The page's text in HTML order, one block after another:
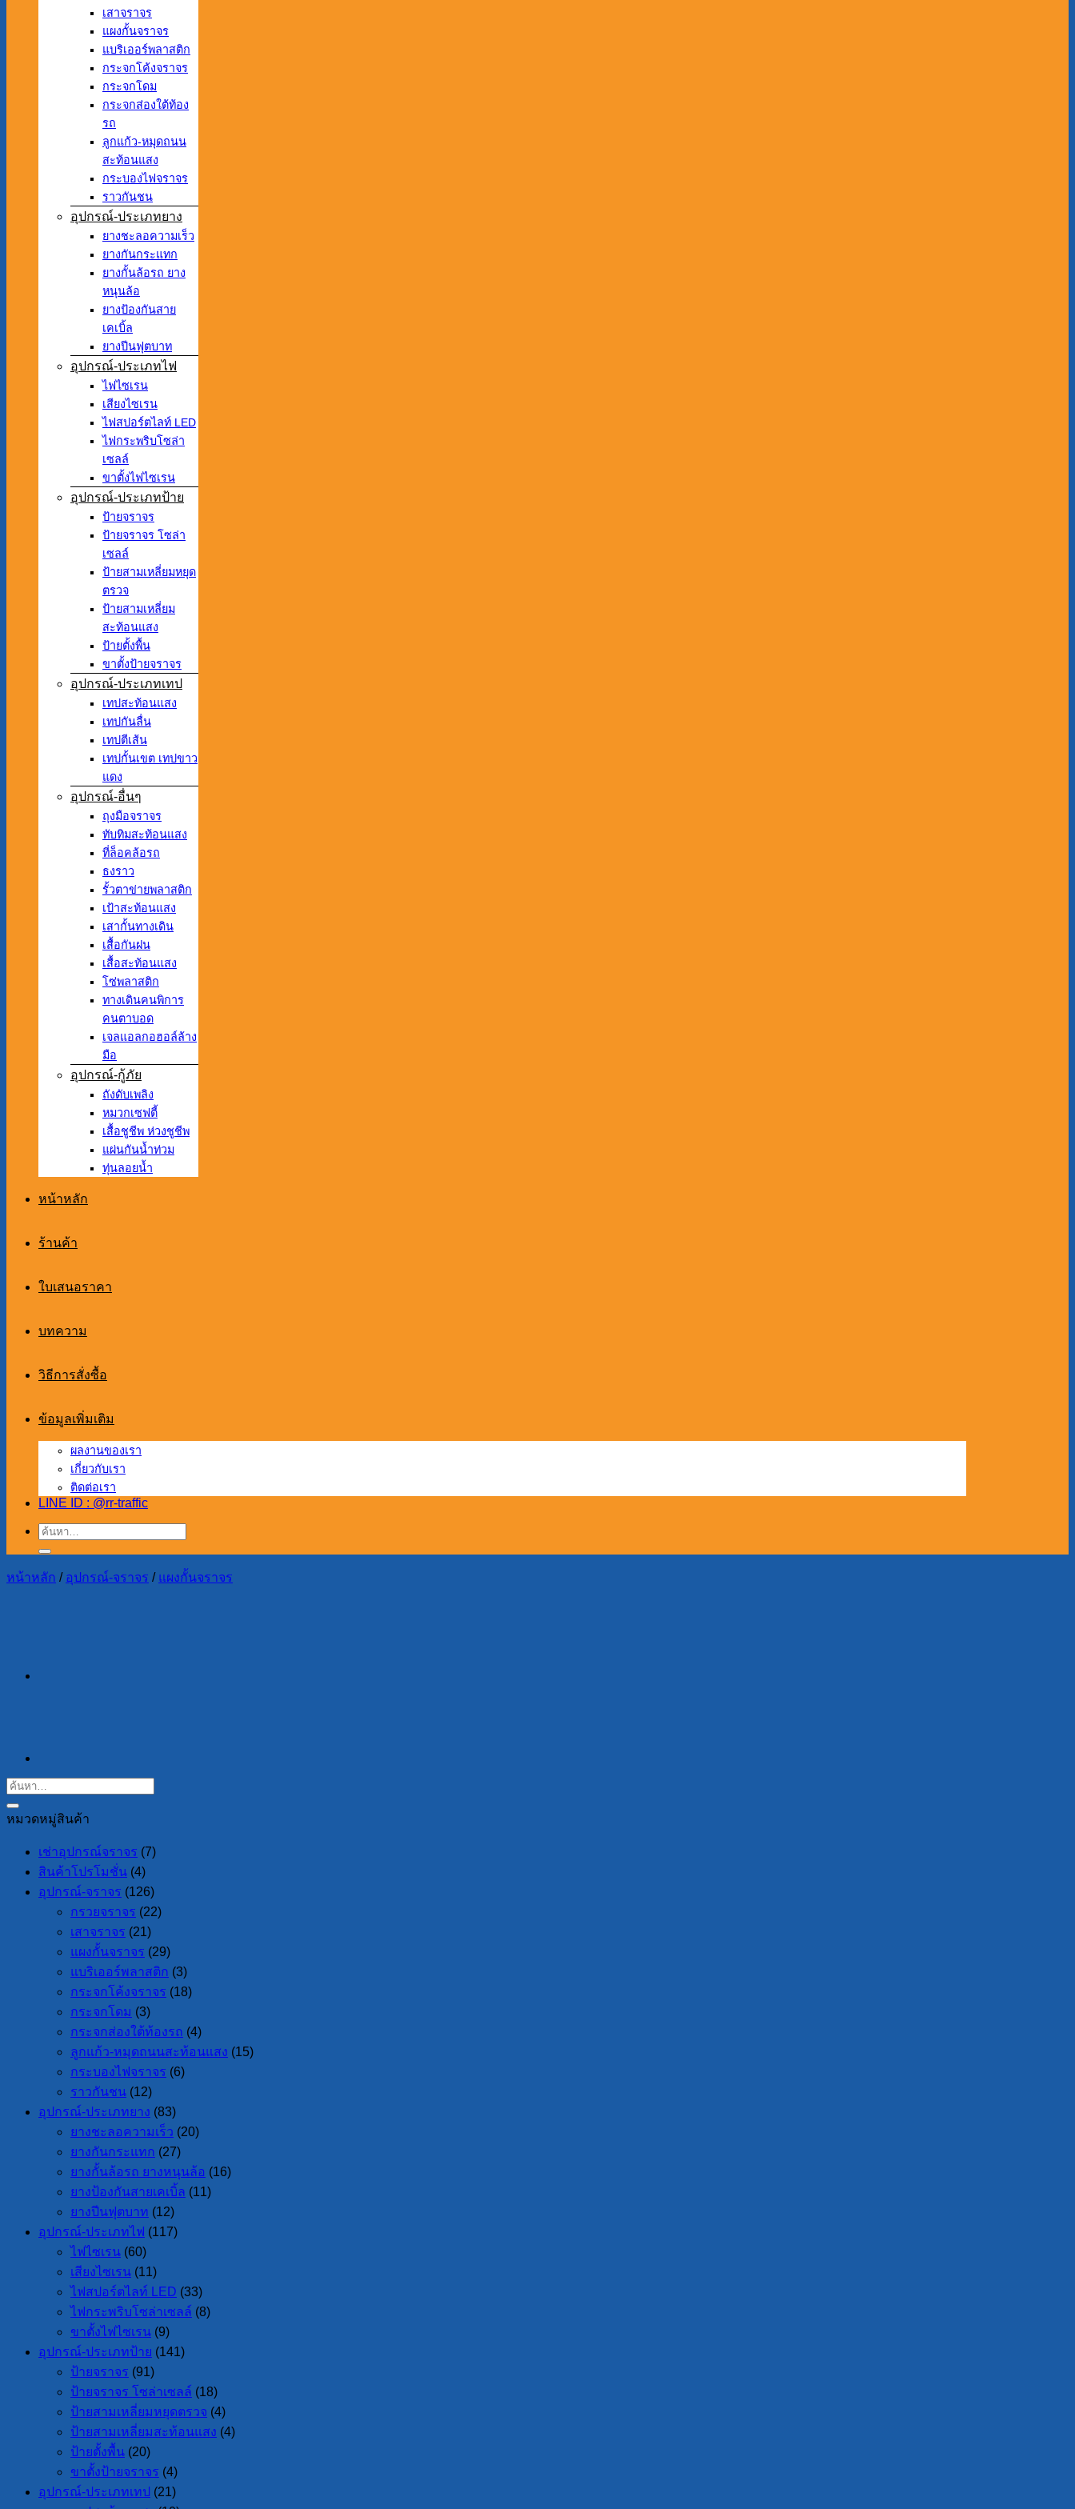
เสาจราจร
แผงกั้นจราจร
แบริเออร์พลาสติก
กระจกโค้งจราจร
กระจกโดม
กระจกส่องใต้ท้อง
รถ
ลูกแก้ว-หมุดถนน
สะท้อนแสง
กระบองไฟจราจร
ราวกันชน
อุปกรณ์-ประเภทยาง
ยางชะลอความเร็ว
ยางกันกระแทก
ยางกั้นล้อรถ ยาง
หนุนล้อ
ยางป้องกันสาย
เคเบิ้ล
ยางปีนฟุตบาท
อุปกรณ์-ประเภทไฟ
ไฟไซเรน
เสียงไซเรน
ไฟสปอร์ตไลท์ LED
ไฟกระพริบโซล่า
เซลล์
ขาตั้งไฟไซเรน
อุปกรณ์-ประเภทป้าย
ป้ายจราจร
ป้ายจราจร โซล่า
เซลล์
ป้ายสามเหลี่ยมหยุด
ตรวจ
ป้ายสามเหลี่ยม
สะท้อนแสง
ป้ายตั้งพื้น
ขาตั้งป้ายจราจร
อุปกรณ์-ประเภทเทป
เทปสะท้อนแสง
เทปกันลื่น
เทปตีเส้น
เทปกั้นเขต เทปขาว
แดง
อุปกรณ์-อื่นๆ
ถุงมือจราจร
ทับทิมสะท้อนแสง
ที่ล็อคล้อรถ
ธงราว
รั้วตาข่ายพลาสติก
เป้าสะท้อนแสง
เสากั้นทางเดิน
เสื้อกันฝน
เสื้อสะท้อนแสง
โซ่พลาสติก
ทางเดินคนพิการ
คนตาบอด
เจลแอลกอฮอล์ล้าง
มือ
อุปกรณ์-กู้ภัย
ถังดับเพลิง
หมวกเซฟตี้
เสื้อชูชีพ ห่วงชูชีพ
แผ่นกันน้ำท่วม
ทุ่นลอยน้ำ
หน้าหลัก
ร้านค้า
ใบเสนอราคา
บทความ
วิธีการสั่งซื้อ
ข้อมูลเพิ่มเติม
ผลงานของเรา
เกี่ยวกับเรา
ติดต่อเรา
LINE ID : @rr-traffic
ค้นหา:
หน้าหลัก / อุปกรณ์-จราจร / แผงกั้นจราจร
หมวดหมู่สินค้า
เช่าอุปกรณ์จราจร (7)
สินค้าโปรโมชั่น (4)
อุปกรณ์-จราจร (126)
กรวยจราจร (22)
เสาจราจร (21)
แผงกั้นจราจร (29)
แบริเออร์พลาสติก (3)
กระจกโค้งจราจร (18)
กระจกโดม (3)
กระจกส่องใต้ท้องรถ (4)
ลูกแก้ว-หมุดถนนสะท้อนแสง (15)
กระบองไฟจราจร (6)
ราวกันชน (12)
อุปกรณ์-ประเภทยาง (83)
ยางชะลอความเร็ว (20)
ยางกันกระแทก (27)
ยางกั้นล้อรถ ยางหนุนล้อ (16)
ยางป้องกันสายเคเบิ้ล (11)
ยางปีนฟุตบาท (12)
อุปกรณ์-ประเภทไฟ (117)
ไฟไซเรน (60)
เสียงไซเรน (11)
ไฟสปอร์ตไลท์ LED (33)
ไฟกระพริบโซล่าเซลล์ (8)
ขาตั้งไฟไซเรน (9)
อุปกรณ์-ประเภทป้าย (141)
ป้ายจราจร (91)
ป้ายจราจร โซล่าเซลล์ (18)
ป้ายสามเหลี่ยมหยุดตรวจ (4)
ป้ายสามเหลี่ยมสะท้อนแสง (4)
ป้ายตั้งพื้น (20)
ขาตั้งป้ายจราจร (4)
อุปกรณ์-ประเภทเทป
(21)